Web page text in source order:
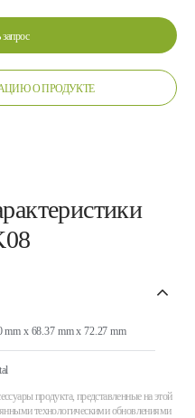
О ПРОДУКТЕ
mm x 68.37 mm x 72.27 mm
продукта, представленные на этой
технологическими обновлениями